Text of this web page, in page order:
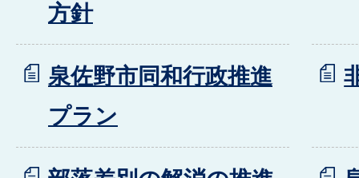
方針
泉佐野市同和行政推進
プラン